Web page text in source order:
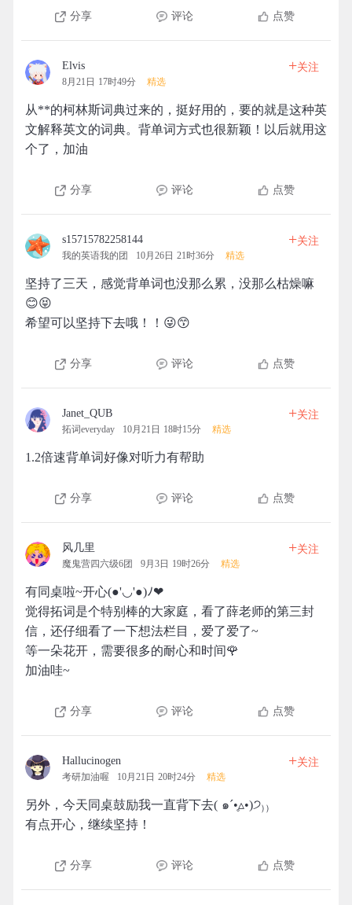
分享 评论 点赞
Elvis
8月21日 17时49分 精选
+关注
从**的柯林斯词典过来的，挺好用的，要的就是这种英
文解释英文的词典。背单词方式也很新颖！以后就用这
个了，加油
分享 评论 点赞
s15715782258144
我的英语我的团 10月26日 21时36分 精选
+关注
坚持了三天，感觉背单词也没那么累，没那么枯燥嘛
😊😝
希望可以坚持下去哦！！😜😙
分享 评论 点赞
Janet_QUB
拓词everyday 10月21日 18时15分 精选
+关注
1.2倍速背单词好像对听力有帮助
分享 评论 点赞
风几里
魔鬼营四六级6团 9月3日 19时26分 精选
+关注
有同桌啦~开心(●'◡'●)ﾉ❤
觉得拓词是个特别棒的大家庭，看了薛老师的第三封
信，还仔细看了一下想法栏目，爱了爱了~
等一朵花开，需要很多的耐心和时间🌹
加油哇~
分享 评论 点赞
Hallucinogen
考研加油喔 10月21日 20时24分 精选
+关注
另外，今天同桌鼓励我一直背下去( ๑ˊ•̥▵•)੭₎₎
有点开心，继续坚持！
分享 评论 点赞